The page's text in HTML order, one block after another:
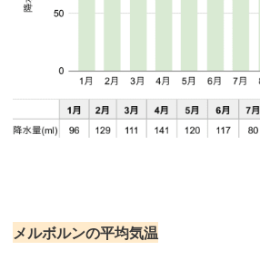
メルボルンの平均気温